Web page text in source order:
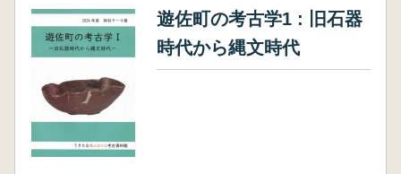
遊佐町の考古学1 : 旧石器
時代から縄文時代